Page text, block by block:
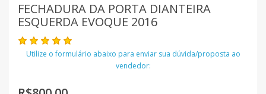
FECHADURA DA PORTA DIANTEIRA
ESQUERDA EVOQUE 2016
Utilize o formulário abaixo para enviar sua dúvida/proposta ao
vendedor: